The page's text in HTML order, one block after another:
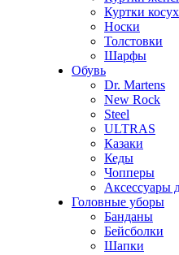
Куртки
Носки
Толстовки
Шарфы
Обувь
Dr. Martens
New Rock
Steel
ULTRAS
Казаки
Кеды
Чопперы
Аксессуары
Головные уборы
Банданы
Бейсболки
Шапки